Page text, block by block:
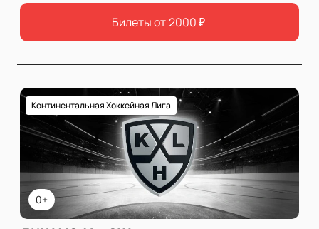
Билеты от 2000₽
0+
Континентальная Хоккейная Лига